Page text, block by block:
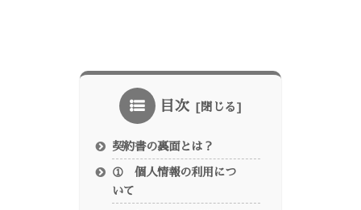
目次
契約書の裏面とは？
① 個人情報の利用につ
いて